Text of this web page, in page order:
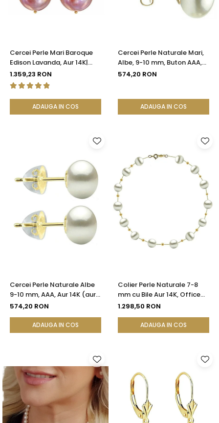
Cercei Perle Mari Baroque
Edison Lavanda, Aur 14K|
KASKADDA®
1.359,23 RON
ADAUGA IN COS
Cercei Perle Naturale Mari,
Albe, 9-10 mm, Buton AAA,
Aur 14K (aur 585), Tip Șurub |
574,20 RON
ADAUGA IN COS
Cercei Perle Naturale Albe
9-10 mm, AAA, Aur 14K (aur
585), Tip Șurub cu Fluturași
574,20 RON
ADAUGA IN COS
Colier Perle Naturale 7-8
mm cu Bile Aur 14K, Office
Elegant | KASKADDA®
1.298,50 RON
ADAUGA IN COS